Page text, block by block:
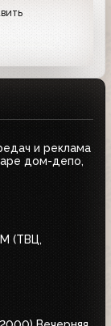
и реклама
дом-депо,
(ТВЦ,